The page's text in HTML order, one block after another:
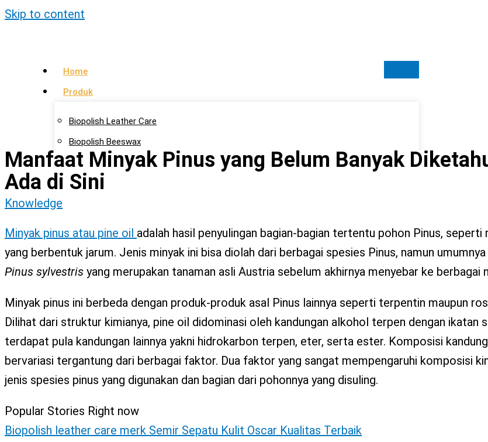
Skip to content
Home
Produk
Biopolish Leather Care
Biopolish Beeswax
Biopolish Natural Oil
Artikel
Kontak Kami
X
Manfaat Minyak Pinus yang Belum Banyak
Ada di Sini
Knowledge
Minyak pinus atau pine oil adalah hasil penyulingan bagian-bagian tertentu pohon Pinus, seperti
yang berbentuk jarum. Jenis minyak ini bisa diolah dari berbagai spesies Pinus, namun
Pinus sylvestris yang merupakan tanaman asli Austria sebelum akhirnya menyebar ke berbagai
Minyak pinus ini berbeda dengan produk-produk asal Pinus lainnya seperti terpentin maupun
Dilihat dari struktur kimianya, pine oil didominasi oleh kandungan alkohol terpen dengan ikatan
terdapat pula kandungan lainnya yakni hidrokarbon terpen, eter, serta ester. Komposisi
bervariasi tergantung dari berbagai faktor. Dua faktor yang sangat mempengaruhi komposisi
jenis spesies pinus yang digunakan dan bagian dari pohonnya yang disuling.
Popular Stories Right now
Biopolish leather care merk Semir Sepatu Kulit Oscar Kualitas Terbaik